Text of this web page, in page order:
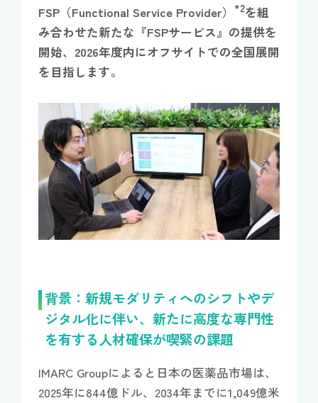
FSP（Functional Service Provider）
*2を組
み合わせた新たな『FSPサービス』の提供を
開始、2026年度内にオフサイトでの全国展開
を目指します。
背景：新規モダリティへのシフトやデ
ジタル化に伴い、新たに高度な専門性
を有する人材確保が喫緊の課題
IMARC Groupによると日本の医薬品市場は、
2025年に844億ドル、2034年までに1,049億米